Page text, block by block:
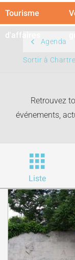
Tourisme
d'affaires
Agenda
Sortir à
Retrouvez
événements,
Liste